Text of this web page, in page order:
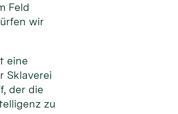
Feld
wir
eine
Sklaverei
der die
zu